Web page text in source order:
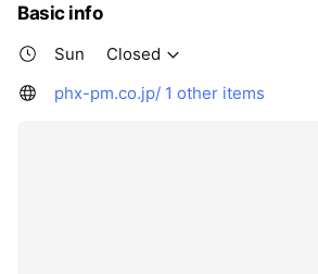
Basic info
Sun
Closed
phx-pm.co.jp/ 1 other items